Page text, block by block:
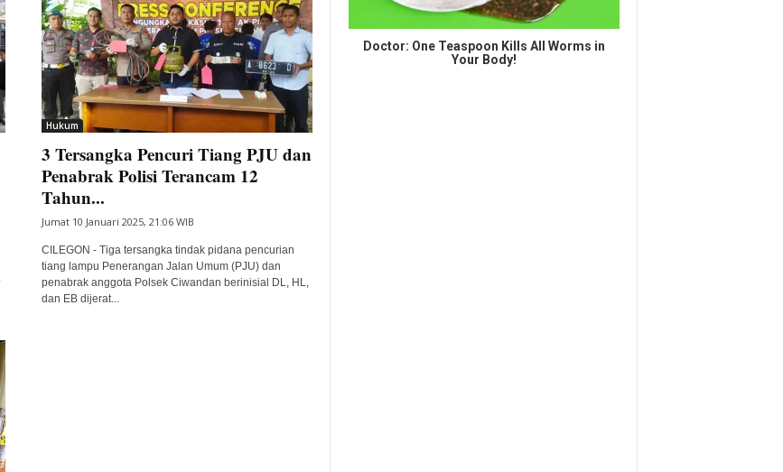
Hukum
3 Tersangka Pencuri Tiang PJU dan
Penabrak Polisi Terancam 12
Tahun...
Jumat 10 Januari 2025, 21:06 WIB
CILEGON - Tiga tersangka tindak pidana pencurian
tiang lampu Penerangan Jalan Umum (PJU) dan
penabrak anggota Polsek Ciwandan berinisial DL, HL,
dan EB dijerat...
Doctor: One Teaspoon Kills All Worms in
Your Body!